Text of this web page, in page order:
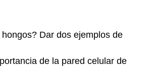
Dar dos ejemplos de
de la pared celular de